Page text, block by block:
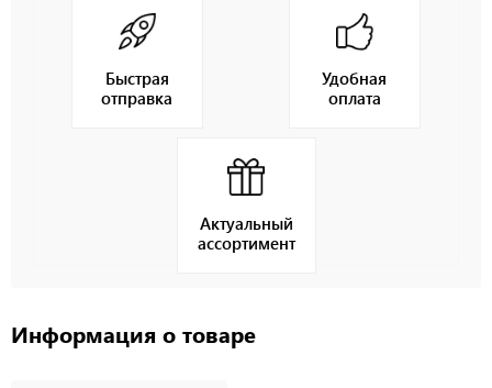
Быстрая
отправка
Удобная
оплата
Актуальный
ассортимент
Информация о товаре